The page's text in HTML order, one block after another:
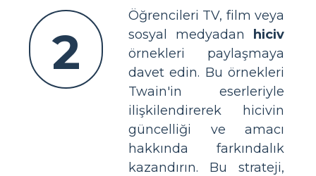
2
Öğrencileri TV, film veya
sosyal medyadan
hiciv
örnekleri paylaşmaya
davet edin. Bu örnekleri
Twain'in eserleriyle
ilişkilendirerek hicivin
güncelliği ve amacı
hakkında farkındalık
kazandırın. Bu strateji,